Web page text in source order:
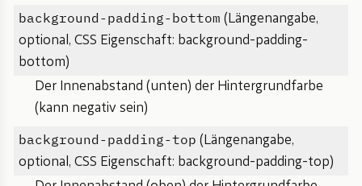
background-padding-bottom (Längenangabe,
optional, CSS Eigenschaft: background-padding-
bottom)
Der Innenabstand (unten) der Hintergrundfarbe
(kann negativ sein)
background-padding-top (Längenangabe,
optional, CSS Eigenschaft: background-padding-top)